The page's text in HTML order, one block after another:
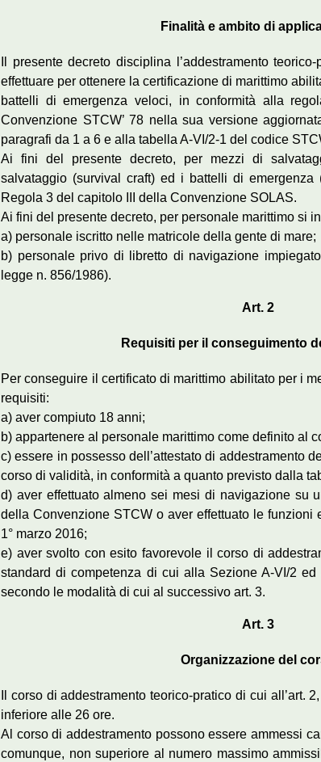
Finalità e ambito di
Il presente decreto disciplina l’addestramento
effettuare per ottenere la certificazione di marittimo
battelli di emergenza veloci, in conformità alla
Convenzione STCW’ 78 nella sua versione
paragrafi da 1 a 6 e alla tabella A-VI/2-1 del codice
Ai fini del presente decreto, per mezzi di
salvataggio (survival craft) ed i battelli di
Regola 3 del capitolo III della Convenzione SOLAS.
Ai fini del presente decreto, per personale marittimo si
a) personale iscritto nelle matricole della gente di mare;
b) personale privo di libretto di navigazione
legge n. 856/1986).
Art. 2
Requisiti per il conseguimento
Per conseguire il certificato di marittimo abilitato per i
requisiti:
a) aver compiuto 18 anni;
b) appartenere al personale marittimo come definito al
c) essere in possesso dell’attestato di addestramento
corso di validità, in conformità a quanto previsto dalla
d) aver effettuato almeno sei mesi di navigazione su
della Convenzione STCW o aver effettuato le
1° marzo 2016;
e) aver svolto con esito favorevole il corso di
standard di competenza di cui alla Sezione A-VI/2
secondo le modalità di cui al successivo art. 3.
Art. 3
Organizzazione del
Il corso di addestramento teorico-pratico di cui all’art.
inferiore alle 26 ore.
Al corso di addestramento possono essere ammessi
comunque, non superiore al numero massimo